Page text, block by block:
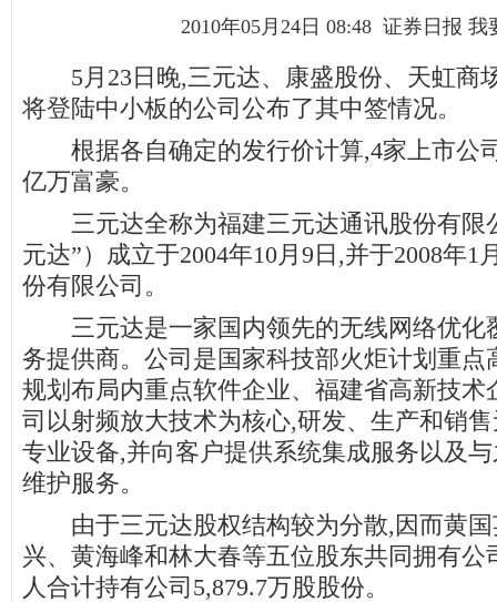
2010年05月24日 08:48 证券日报 我
5月23日晚,三元达、康盛股份、天虹商
将登陆中小板的公司公布了其中签情况。
根据各自确定的发行价计算,4家上市公
亿万富豪。
三元达全称为福建三元达通讯股份有限
元达”）成立于2004年10月9日,并于2008年1
份有限公司。
三元达是一家国内领先的无线网络优化
务提供商。公司是国家科技部火炬计划重点
规划布局内重点软件企业、福建省高新技术
司以射频放大技术为核心,研发、生产和销
专业设备,并向客户提供系统集成服务以及
维护服务。
由于三元达股权结构较为分散,因而黄国
兴、黄海峰和林大春等五位股东共同拥有公
人合计持有公司5,879.7万股股份。